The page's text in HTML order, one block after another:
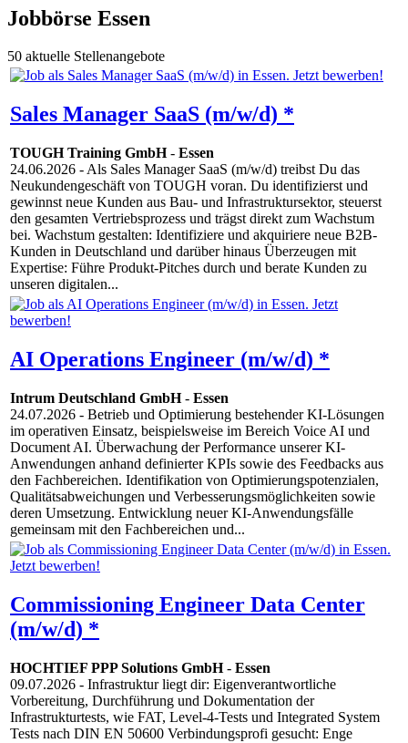
Jobbörse Essen
50 aktuelle Stellenangebote
Sales Manager SaaS (m/w/d) *
TOUGH Training GmbH- Essen
24.06.2026 - Als Sales Manager SaaS (m/w/d) treibst Du das
Neukundengeschäft von TOUGH voran. Du identifizierst und
gewinnst neue Kunden aus Bau- und Infrastruktursektor, steuerst
den gesamten Vertriebsprozess und trägst direkt zum Wachstum
bei. Wachstum gestalten: Identifiziere und akquiriere neue B2B-
Kunden in Deutschland und darüber hinaus Überzeugen mit
Expertise: Führe Produkt-Pitches durch und berate Kunden zu
unseren digitalen...
AI Operations Engineer (m/w/d) *
Intrum Deutschland GmbH- Essen
24.07.2026 - Betrieb und Optimierung bestehender KI-Lösungen
im operativen Einsatz, beispielsweise im Bereich Voice AI und
Document AI. Überwachung der Performance unserer KI-
Anwendungen anhand definierter KPIs sowie des Feedbacks aus
den Fachbereichen. Identifikation von Optimierungspotenzialen,
Qualitätsabweichungen und Verbesserungsmöglichkeiten sowie
deren Umsetzung. Entwicklung neuer KI-Anwendungsfälle
gemeinsam mit den Fachbereichen und...
Commissioning Engineer Data Center
(m/w/d) *
HOCHTIEF PPP Solutions GmbH- Essen
09.07.2026 - Infrastruktur liegt dir: Eigenverantwortliche
Vorbereitung, Durchführung und Dokumentation der
Infrastrukturtests, wie FAT, Level-4-Tests und Integrated System
Tests nach DIN EN 50600 Verbindungsprofi gesucht: Enge